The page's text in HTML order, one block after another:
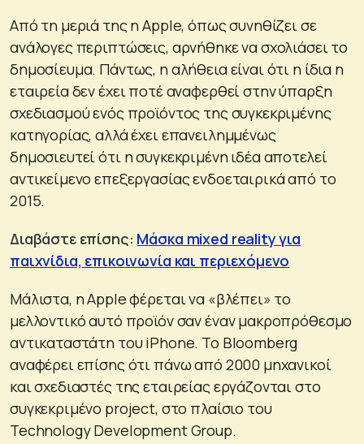
Από τη μεριά της η Apple, όπως συνηθίζει σε
ανάλογες περιπτώσεις, αρνήθηκε να σχολιάσει το
δημοσίευμα. Πάντως, η αλήθεια είναι ότι η ίδια η
εταιρεία δεν έχει ποτέ αναφερθεί στην ύπαρξη
σχεδιασμού ενός προϊόντος της συγκεκριμένης
κατηγορίας, αλλά έχει επανειλημμένως
δημοσιευτεί ότι η συγκεκριμένη ιδέα αποτελεί
αντικείμενο επεξεργασίας ενδοεταιρικά από το
2015.
Διαβάστε επίσης: Μάσκα mixed reality για
παιχνίδια, επικοινωνία και περιεχόμενο
Μάλιστα, η Apple φέρεται να «βλέπει» το
μελλοντικό αυτό προϊόν σαν έναν μακροπρόθεσμο
αντικαταστάτη του iPhone. Το Bloomberg
αναφέρει επίσης ότι πάνω από 2000 μηχανικοί
και σχεδιαστές της εταιρείας εργάζονται στο
συγκεκριμένο project, στο πλαίσιο του
Technology Development Group.